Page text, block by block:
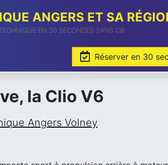
ANGERS ET SA
EN 30 SECONDES SANS CB
Réserver en 30
la Clio V6
Angers Volney